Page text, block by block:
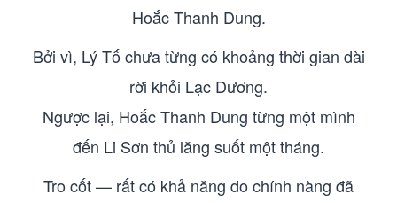
Hoắc Thanh Dung.
Bởi vì, Lý Tố chưa từng có khoảng thời gian dài
rời khỏi Lạc Dương.
Ngược lại, Hoắc Thanh Dung từng một mình
đến Li Sơn thủ lăng suốt một tháng.
Tro cốt — rất có khả năng do chính nàng đã